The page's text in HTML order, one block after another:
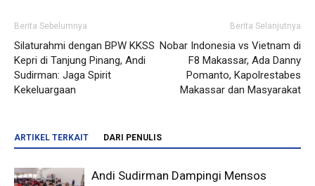
Berita Sebelumnya
Silaturahmi dengan BPW KKSS
Kepri di Tanjung Pinang, Andi
Sudirman: Jaga Spirit
Kekeluargaan
Berita Selanjutnya
Nobar Indonesia vs Vietnam di
F8 Makassar, Ada Danny
Pomanto, Kapolrestabes
Makassar dan Masyarakat
ARTIKEL TERKAIT DARI PENULIS
Andi Sudirman Dampingi Mensos